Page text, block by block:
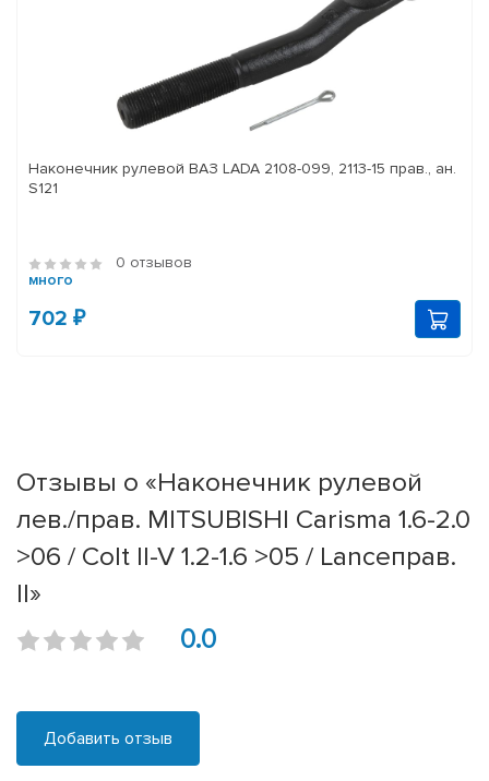
Наконечник рулевой ВАЗ LADA 2108-099, 2113-15 прав., ан.
S121
0 отзывов
много
702 ₽
Отзывы о «Наконечник рулевой
лев./прав. MITSUBISHI Carisma 1.6-2.0
>06 / Colt II-V 1.2-1.6 >05 / Lanceправ.
II»
0.0
Добавить отзыв